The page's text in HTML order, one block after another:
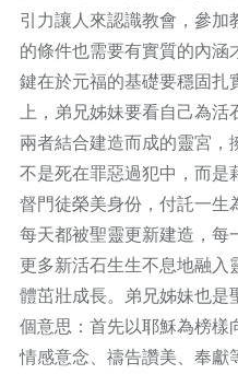
引力讓人來認識教會，參加
的條件也需要有實質的內涵
鍵在於元福的基礎要穩固扎
上，弟兄姊妹要看自己為
兩者結合建造而成的靈宮，
不是死在罪惡過犯中，而是
督門徒榮美身份，付託一生
每天都被聖靈更新建造，每
更多新活石生生不息地融入
體茁壯成長。弟兄姊妹也是
個意思：首先以耶穌為榜樣
情感意念、禱告讚美、奉獻